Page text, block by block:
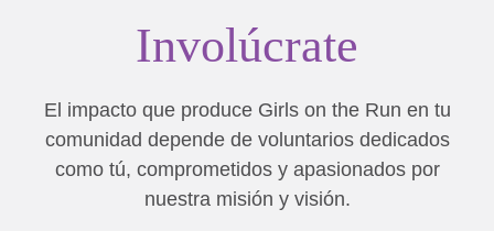
Involúcrate
El impacto que produce Girls on the Run en tu
comunidad depende de voluntarios dedicados
como tú, comprometidos y apasionados por
nuestra misión y visión.